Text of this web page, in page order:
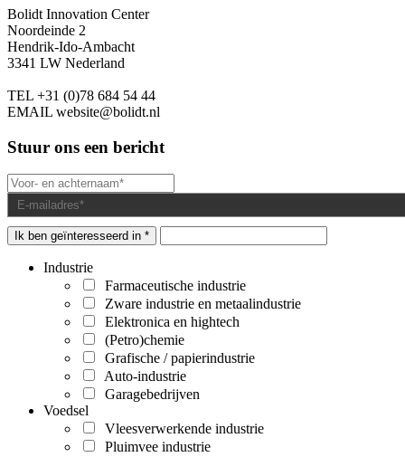
Bolidt Innovation Center
Noordeinde 2
Hendrik-Ido-Ambacht
3341 LW Nederland
TEL +31 (0)78 684 54 44
EMAIL website@bolidt.nl
Stuur ons een bericht
Ik ben geïnteresseerd in *
Industrie
Farmaceutische industrie
Zware industrie en metaalindustrie
Elektronica en hightech
(Petro)chemie
Grafische / papierindustrie
Auto-industrie
Garagebedrijven
Voedsel
Vleesverwerkende industrie
Pluimvee industrie